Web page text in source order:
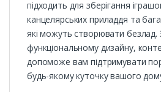
підходить для зберігання
канцелярських приладдя та
які можуть створювати безлад.
функціональному дизайну,
допоможе вам підтримувати
будь-якому куточку вашого